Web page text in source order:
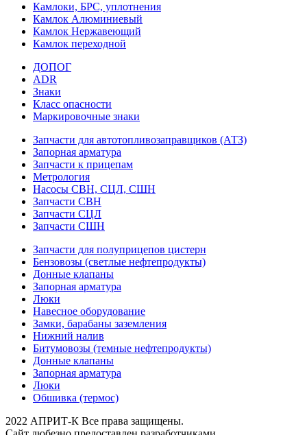
Камлоки, БРС, уплотнения
Камлок Алюминиевый
Камлок Нержавеющий
Камлок переходной
ДОПОГ
ADR
Знаки
Класс опасности
Маркировочные знаки
Запчасти для автотопливозаправщиков (АТЗ)
Запорная арматура
Запчасти к прицепам
Метрология
Насосы СВН, СЦЛ, СШН
Запчасти СВН
Запчасти СЦЛ
Запчасти СШН
Запчасти для полуприцепов цистерн
Бензовозы (светлые нефтепродукты)
Донные клапаны
Запорная арматура
Люки
Навесное оборудование
Замки, барабаны заземления
Нижний налив
Битумовозы (темные нефтепродукты)
Донные клапаны
Запорная арматура
Люки
Обшивка (термос)
2022 АПРИТ-К Все права защищены.